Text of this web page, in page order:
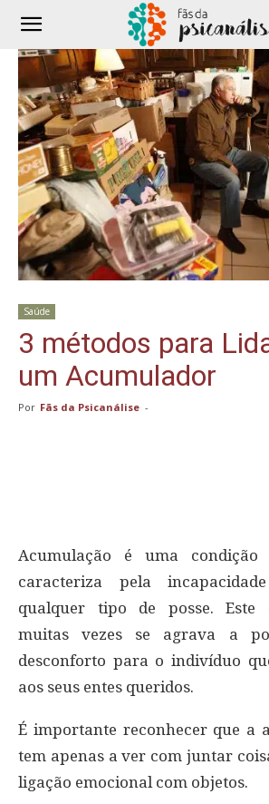
Saúde
3 métodos para
um Acumulador
Por Fãs da Psicanálise -
Acumulação é uma
caracteriza pela
qualquer tipo de posse. Este
muitas vezes se agrava a
desconforto para o indivíduo
aos seus entes queridos.
É importante reconhecer que a
tem apenas a ver com juntar
ligação emocional com objetos.